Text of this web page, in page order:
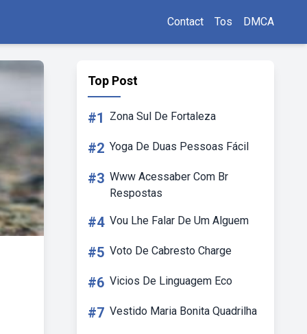
Contact Tos DMCA
Top Post
#1 Zona Sul De Fortaleza
#2 Yoga De Duas Pessoas Fácil
#3 Www Acessaber Com Br
Respostas
#4 Vou Lhe Falar De Um Alguem
#5 Voto De Cabresto Charge
#6 Vicios De Linguagem Eco
#7 Vestido Maria Bonita Quadrilha